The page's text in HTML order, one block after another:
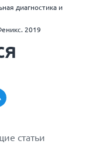
диагностика и
2019
статьи